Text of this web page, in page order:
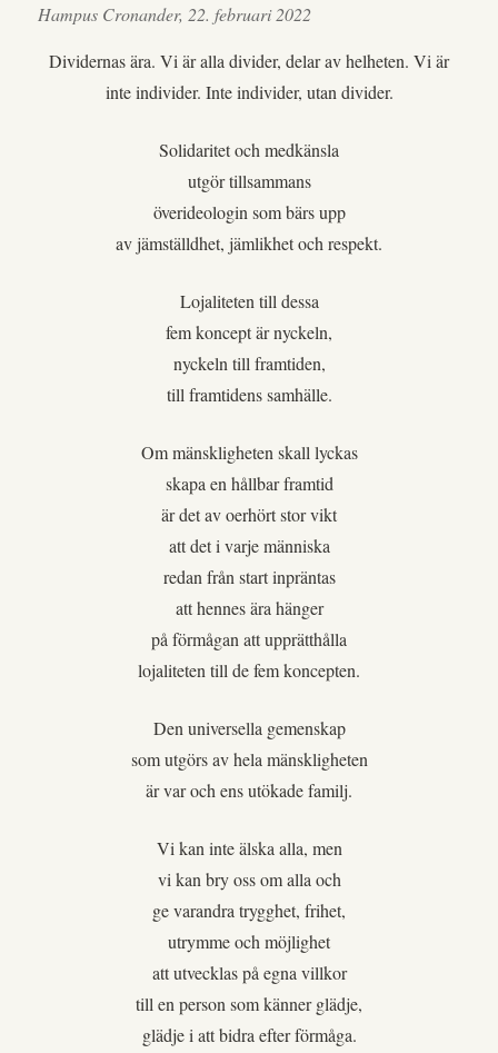
Hampus Cronander, 22. februari 2022
Dividernas ära. Vi är alla divider, delar av helheten. Vi är
inte individer. Inte individer, utan divider.
Solidaritet och medkänsla
utgör tillsammans
överideologin som bärs upp
av jämställdhet, jämlikhet och respekt.
Lojaliteten till dessa
fem koncept är nyckeln,
nyckeln till framtiden,
till framtidens samhälle.
Om mänskligheten skall lyckas
skapa en hållbar framtid
är det av oerhört stor vikt
att det i varje människa
redan från start inpräntas
att hennes ära hänger
på förmågan att upprätthålla
lojaliteten till de fem koncepten.
Den universella gemenskap
som utgörs av hela mänskligheten
är var och ens utökade familj.
Vi kan inte älska alla, men
vi kan bry oss om alla och
ge varandra trygghet, frihet,
utrymme och möjlighet
att utvecklas på egna villkor
till en person som känner glädje,
glädje i att bidra efter förmåga.